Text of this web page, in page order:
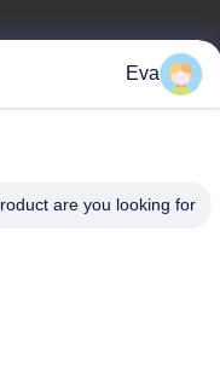
آدرس Eva
are you looking for?